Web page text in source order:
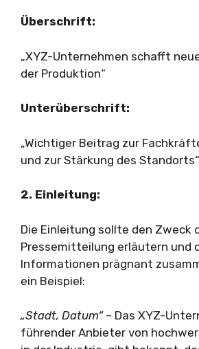
Überschrift:
„XYZ-Unternehmen schafft
der Produktion“
Unterüberschrift:
„Wichtiger Beitrag zur
und zur Stärkung des Standorts“
2. Einleitung:
Die Einleitung sollte den Zweck
Pressemitteilung erläutern und
Informationen prägnant
ein Beispiel:
„Stadt, Datum“– Das XYZ-
führender Anbieter von